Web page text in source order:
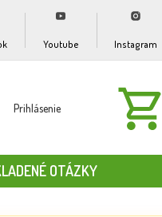
Youtube Instagram
Prihlásenie
OTÁZKY